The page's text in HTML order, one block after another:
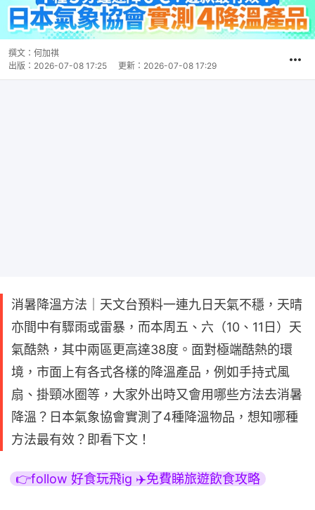
撰文： 何加祺
出版： 2026-07-08 17:25 更新： 2026-07-08 17:29
消暑降溫方法｜天文台預料一連九日天氣不穩，天晴
亦間中有驟雨或雷暴，而本周五、六（10、11日）天
氣酷熱，其中兩區更高達38度。面對極端酷熱的環
境，市面上有各式各樣的降溫產品，例如手持式風
扇、掛頸冰圈等，大家外出時又會用哪些方法去消暑
降溫？日本氣象協會實測了4種降溫物品，想知哪種
方法最有效？即看下文！
👉follow 好食玩飛ig ✈️免費睇旅遊飲食攻略